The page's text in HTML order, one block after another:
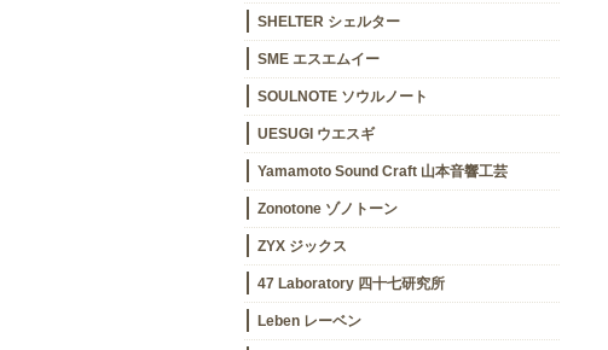
SHELTER シェルター
SME エスエムイー
SOULNOTE ソウルノート
UESUGI ウエスギ
Yamamoto Sound Craft 山本音響工芸
Zonotone ゾノトーン
ZYX ジックス
47 Laboratory 四十七研究所
Leben レーベン